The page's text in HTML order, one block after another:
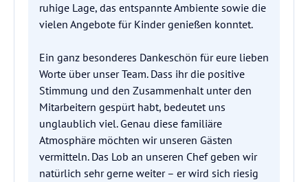
ruhige Lage, das entspannte Ambiente sowie die
vielen Angebote für Kinder genießen konntet.
Ein ganz besonderes Dankeschön für eure lieben
Worte über unser Team. Dass ihr die positive
Stimmung und den Zusammenhalt unter den
Mitarbeitern gespürt habt, bedeutet uns
unglaublich viel. Genau diese familiäre
Atmosphäre möchten wir unseren Gästen
vermitteln. Das Lob an unseren Chef geben wir
natürlich sehr gerne weiter – er wird sich riesig